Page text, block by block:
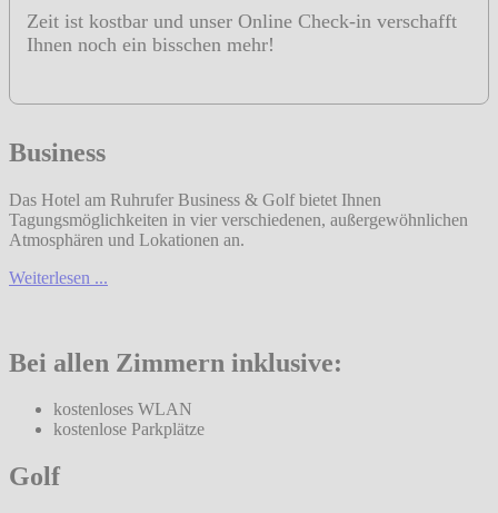
Zeit ist kostbar und unser Online Check-in verschafft
Ihnen noch ein bisschen mehr!
Business
Das Hotel am Ruhrufer Business & Golf bietet Ihnen
Tagungsmöglichkeiten in vier verschiedenen, außergewöhnlichen
Atmosphären und Lokationen an.
Weiterlesen ...
Bei allen Zimmern inklusive:
kostenloses WLAN
kostenlose Parkplätze
Golf